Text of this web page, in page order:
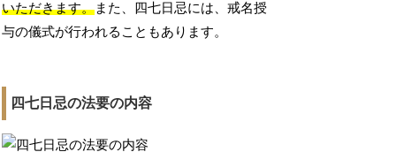
いただきます。また、四七日忌には、戒名授
与の儀式が行われることもあります。
四七日忌の法要の内容